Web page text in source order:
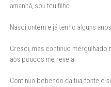
amanhã, sou teu filho.
Nasci ontem e já tenho alguns
Cresci, mas continuo mergulhado
aos poucos me revela.
Continuo bebendo da tua fonte e